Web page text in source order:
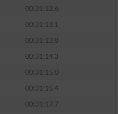
00:31:12.6
00:31:13.1
00:31:13.8
00:31:14.3
00:31:15.0
00:31:15.4
00:31:17.7